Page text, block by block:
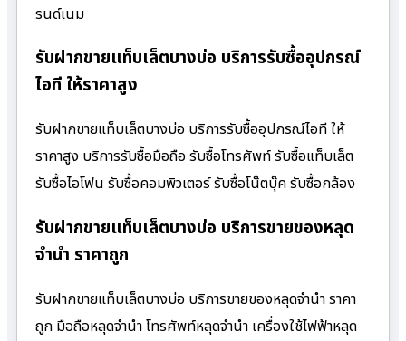
รนด์เนม
รับฝากขายแท็บเล็ตบางบ่อ บริการรับซื้ออุปกรณ์
ไอที ให้ราคาสูง
รับฝากขายแท็บเล็ตบางบ่อ บริการรับซื้ออุปกรณ์ไอที ให้
ราคาสูง บริการรับซื้อมือถือ รับซื้อโทรศัพท์ รับซื้อแท็บเล็ต
รับซื้อไอโฟน รับซื้อคอมพิวเตอร์ รับซื้อโน๊ตบุ๊ค รับซื้อกล้อง
รับฝากขายแท็บเล็ตบางบ่อ บริการขายของหลุด
จำนำ ราคาถูก
รับฝากขายแท็บเล็ตบางบ่อ บริการขายของหลุดจำนำ ราคา
ถูก มือถือหลุดจำนำ โทรศัพท์หลุดจำนำ เครื่องใช้ไฟฟ้าหลุด